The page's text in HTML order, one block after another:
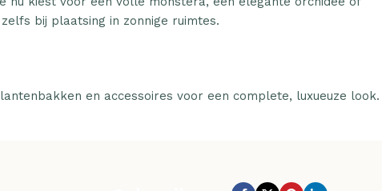
bij plaatsing in zonnige ruimtes.
en accessoires voor een complete, luxueuze look.